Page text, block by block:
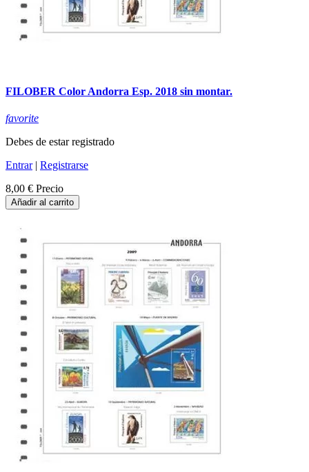
FILOBER Color Andorra Esp. 2018 sin montar.
favorite
Debes de estar registrado
Entrar| Registrarse
8,00 € Precio
Añadir al carrito